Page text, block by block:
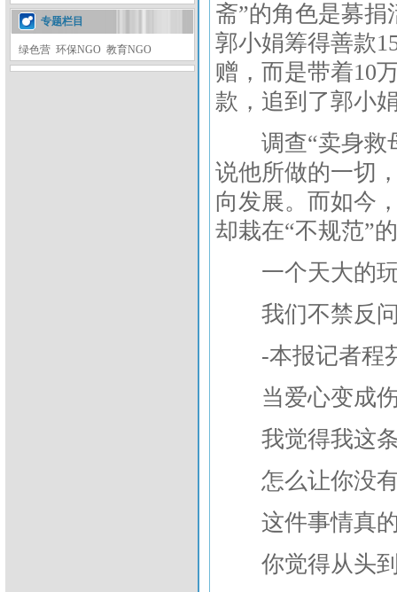
专题栏目
绿色营 环保NGO 教育NGO
斋”的角色是募
郭小娟筹得善款
赠，而是带着10
款，追到了郭小
调查“卖身救母
说他所做的一切
向发展。而如今
却栽在“不规范”
一个天大的玩
我们不禁反问
-本报记者程
当爱心变成伤
我觉得我这条
怎么让你没有
这件事情真的
你觉得从头到